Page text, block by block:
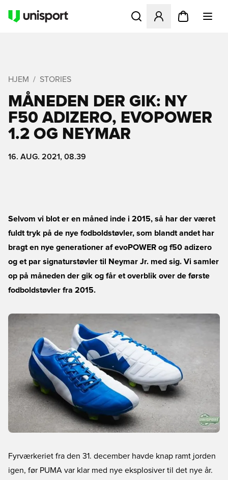
Åbner en Modal til at
HJEM STORIES
MÅNEDEN DER GIK: NY
F50 ADIZERO, EVOPOWER
1.2 OG NEYMAR
16. AUG. 2021, 08.39
Selvom vi blot er en måned inde i 2015, så har der været
fuldt tryk på de nye fodboldstøvler, som blandt andet har
bragt en nye generationer af evoPOWER og f50 adizero
og et par signaturstøvler til Neymar Jr. med sig. Vi samler
op på måneden der gik og får et overblik over de første
fodboldstøvler fra 2015.
Fyrværkeriet fra den 31. december havde knap ramt jorden
igen, før PUMA var klar med nye eksplosiver til det nye år.